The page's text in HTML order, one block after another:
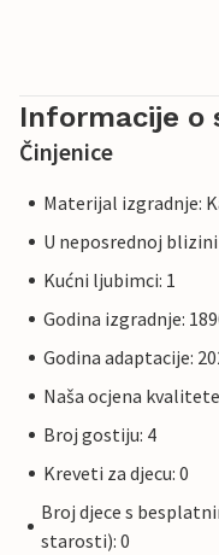
Informacije o
Činjenice
Materijal izgradnje:
U neposrednoj blizini
Kućni ljubimci: 1
Godina izgradnje:
Godina adaptacije:
Naša ocjena
Broj gostiju: 4
Kreveti za djecu: 0
Broj djece s
starosti): 0